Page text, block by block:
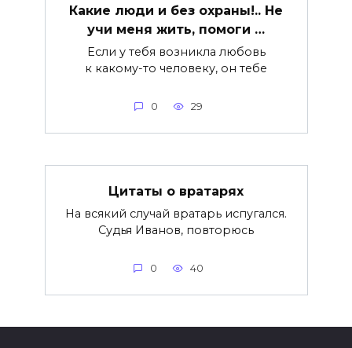
Какие люди и без охраны!.. Не
учи меня жить, помоги …
Если у тебя возникла любовь
к какому-то человеку, он тебе
0 29
Цитаты о вратарях
На всякий случай вратарь испугался.
Судья Иванов, повторюсь
0 40